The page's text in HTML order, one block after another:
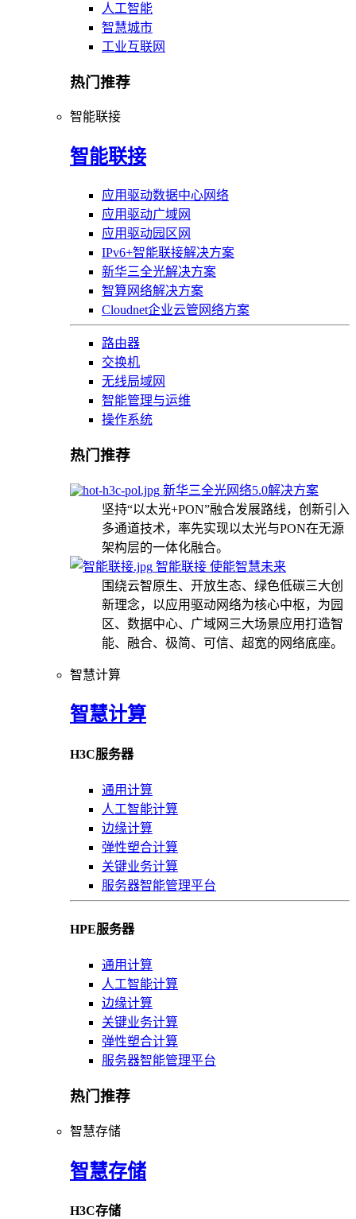
人工智能
智慧城市
工业互联网
热门推荐
智能联接
智能联接
应用驱动数据中心网络
应用驱动广域网
应用驱动园区网
IPv6+智能联接解决方案
新华三全光解决方案
智算网络解决方案
Cloudnet企业云管网络方案
路由器
交换机
无线局域网
智能管理与运维
操作系统
热门推荐
新华三全光网络5.0解决方案
坚持“以太光+PON”融合发展路线，创新引入
多通道技术，率先实现以太光与PON在无源
架构层的一体化融合。
智能联接 使能智慧未来
围绕云智原生、开放生态、绿色低碳三大创
新理念，以应用驱动网络为核心中枢，为园
区、数据中心、广域网三大场景应用打造智
能、融合、极简、可信、超宽的网络底座。
智慧计算
智慧计算
H3C服务器
通用计算
人工智能计算
边缘计算
弹性塑合计算
关键业务计算
服务器智能管理平台
HPE服务器
通用计算
人工智能计算
边缘计算
关键业务计算
弹性塑合计算
服务器智能管理平台
热门推荐
智慧存储
智慧存储
H3C存储